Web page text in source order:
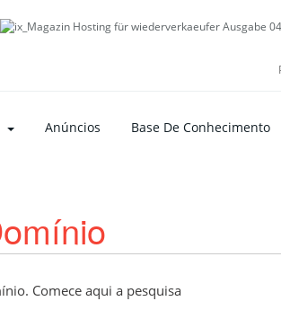
Anúncios Base De Conhecimento
Comece aqui a pesquisa